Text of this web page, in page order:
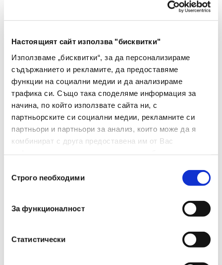
Настоящият сайт използва "бисквитки"
Използваме „бисквитки“, за да персонализираме
съдържанието и рекламите, да предоставяме
функции на социални медии и да анализираме
трафика си. Също така споделяме информация за
начина, по който използвате сайта ни, с
партньорските си социални медии, рекламните си
партньори и партньори за анализ, които може да я
комбинират с друга предоставена им от Вас
наСтрого nеобходими
За функционалност
Статистически
Тип Листчета
Вид Самозалепващи
Цвят Микс пастел
Материал Хартия
Брой В Опаковка 300
Размери(мм)